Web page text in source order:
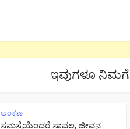
ಇವುಗಳೂ ನಿಮಗೆ
ಅಂಕಣ
ಸಮಸ್ಯೆಯೆಂದರೆ ಸಾವಲ್ಲ, ಜೀವನ